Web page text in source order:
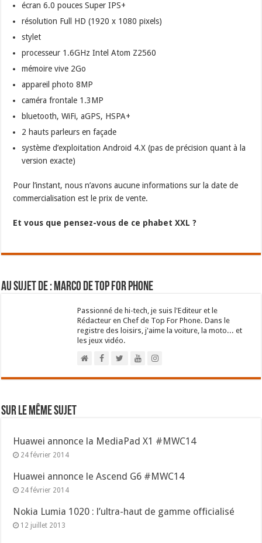
écran 6.0 pouces Super IPS+
résolution Full HD (1920 x 1080 pixels)
stylet
processeur 1.6GHz Intel Atom Z2560
mémoire vive 2Go
appareil photo 8MP
caméra frontale 1.3MP
bluetooth, WiFi, aGPS, HSPA+
2 hauts parleurs en façade
système d’exploitation Android 4.X (pas de précision quant à la
version exacte)
Pour l’instant, nous n’avons aucune informations sur la date de
commercialisation est le prix de vente.
Et vous que pensez-vous de ce phabet XXL ?
Au sujet de : Marco de Top For Phone
Passionné de hi-tech, je suis l'Editeur et le
Rédacteur en Chef de Top For Phone. Dans le
registre des loisirs, j'aime la voiture, la moto... et
les jeux vidéo.
Sur le même sujet
Huawei annonce la MediaPad X1 #MWC14
24 février 2014
Huawei annonce le Ascend G6 #MWC14
24 février 2014
Nokia Lumia 1020 : l’ultra-haut de gamme officialisé
12 juillet 2013